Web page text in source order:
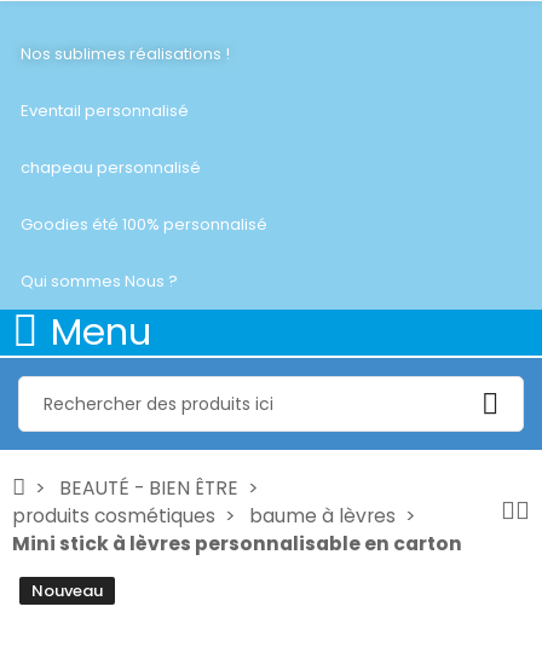
Nos sublimes réalisations !
Eventail personnalisé
chapeau personnalisé
Goodies été 100% personnalisé
Qui sommes Nous ?
Menu
BEAUTÉ - BIEN ÊTRE
produits cosmétiques
baume à lèvres
Mini stick à lèvres personnalisable en carton
Nouveau